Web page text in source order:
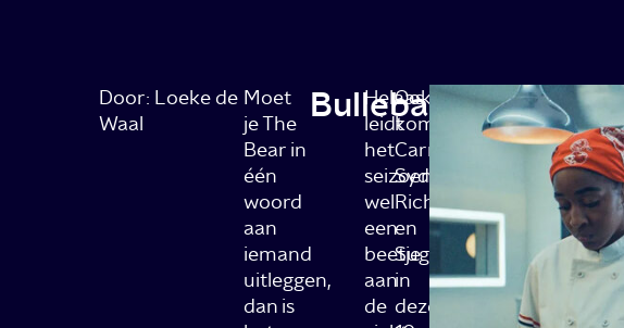
Door: Loeke de
Waal
Moet
je The
Bear in
één
woord
aan
iemand
uitleggen,
dan is
Bullebakken
Helaas
leidt
het
seizoen
wel
een
beetje
aan
de
Ook
komen
Carmy,
Sydney,
Richie
en
Sugar
in
deze